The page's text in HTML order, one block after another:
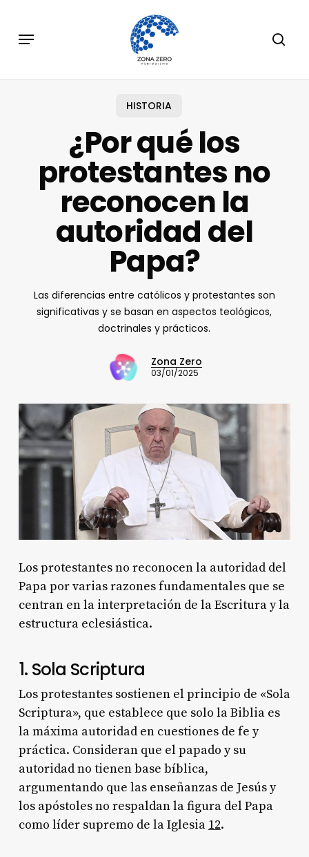
main
Menu
HISTORIA
¿Por qué los
protestantes no
reconocen la
autoridad del
Papa?
Las diferencias entre católicos y protestantes son
significativas y se basan en aspectos teológicos,
doctrinales y prácticos.
Zona Zero
03/01/2025
Los protestantes no reconocen la autoridad del
Papa por varias razones fundamentales que se
centran en la interpretación de la Escritura y la
estructura eclesiástica.
1. Sola Scriptura
Los protestantes sostienen el principio de «Sola
Scriptura», que establece que solo la Biblia es
la máxima autoridad en cuestiones de fe y
práctica. Consideran que el papado y su
autoridad no tienen base bíblica,
argumentando que las enseñanzas de Jesús y
los apóstoles no respaldan la figura del Papa
como líder supremo de la Iglesia 12.